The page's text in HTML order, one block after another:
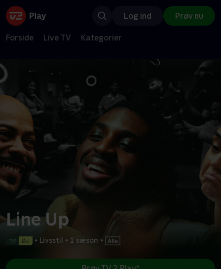
Log ind Prøv nu
Forside Live TV Kategorier
Line Up
• Livsstil • 1 sæson •